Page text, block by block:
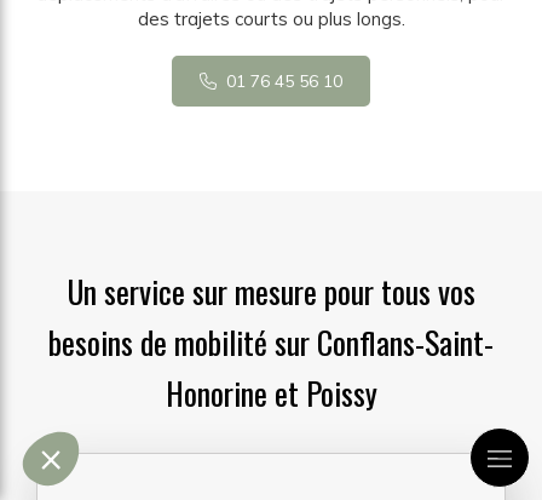
des trajets courts ou plus longs.
01 76 45 56 10
Un service sur mesure pour tous vos
besoins de mobilité sur Conflans-Saint-
Honorine et Poissy